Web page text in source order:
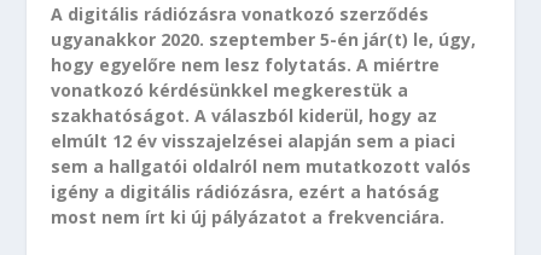
A digitális rádiózásra vonatkozó szerződés
ugyanakkor 2020. szeptember 5-én jár(t) le, úgy,
hogy egyelőre nem lesz folytatás. A miértre
vonatkozó kérdésünkkel megkerestük a
szakhatóságot. A válaszból kiderül, hogy az
elmúlt 12 év visszajelzései alapján sem a piaci
sem a hallgatói oldalról nem mutatkozott valós
igény a digitális rádiózásra, ezért a hatóság
most nem írt ki új pályázatot a frekvenciára.